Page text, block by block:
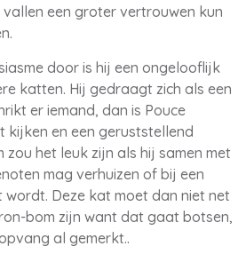
een groter vertrouwen kun
door is hij een ongelooflijk
katten. Hij gedraagt zich als een
er iemand, dan is Pouce
kijken en een geruststellend
het leuk zijn als hij samen met
mag verhuizen of bij een
Deze kat moet dan niet net
bom zijn want dat gaat botsen,
al gemerkt..